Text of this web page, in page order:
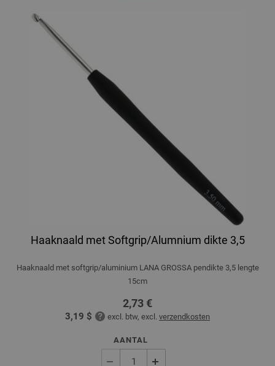
Haaknaald met Softgrip/Alumnium dikte 3,5
Haaknaald met softgrip/aluminium LANA GROSSA pendikte 3,5 lengte
15cm
2,73 €
3,19 $ excl. btw, excl. verzendkosten
AANTAL